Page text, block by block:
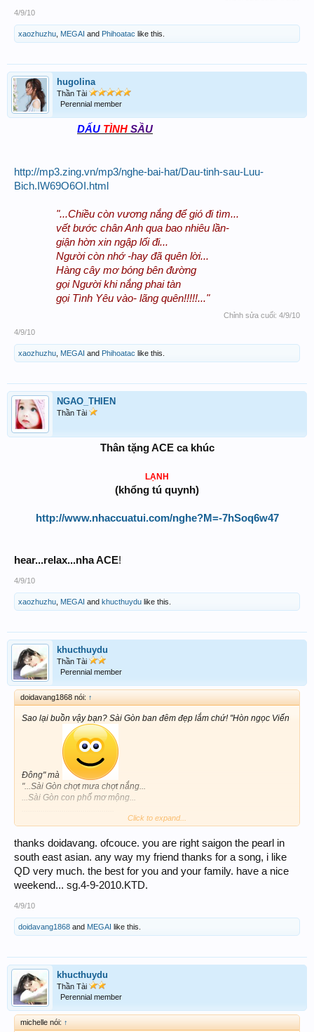
4/9/10
xaozhuzhu MEGAI and Phihoatac like this.
hugolina
Thần Tài
Perennial member
DẤU TÌNH SẦU
http://mp3.zing.vn/mp3/nghe-bai-hat/Dau-tinh-sau-Luu-
Bich.IW69O6OI.html
"...Chiều còn vương nắng để gió đi tìm...
vết bước chân Anh qua bao nhiêu lần-
giận hờn xin ngập lối đi...
Người còn nhớ -hay đã quên lời...
Hàng cây mơ bóng bên đường
gọi Người khi nắng phai tàn
gọi Tình Yêu vào- lãng quên!!!!!..."
Chỉnh sửa cuối: 4/9/10
4/9/10
xaozhuzhu MEGAI and Phihoatac like this.
NGAO_THIEN
Thần Tài
Thân tặng ACE ca khúc
LẠNH
(khổng tú quynh)
http://www.nhaccuatui.com/nghe?M=-7hSoq6w47
hear...relax...nha ACE!
4/9/10
xaozhuzhu MEGAI and khucthuydu like this.
khucthuydu
Thần Tài
Perennial member
doidavang1868 nói: ↑
Sao lại buồn vậy bạn? Sài Gòn ban đêm đẹp lắm chứ! "Hòn ngọc Viến
Đông" mà
"...Sài Gòn chợt mưa chợt nắng...
...Sài Gòn con phố mơ mộng...
...còn mãi trong tôi Sài Gòn!"
Xin tặng bạn và tất cả ACE trong XSTT nhạc phẩm:
Nắng Mưa Sài Gòn
trình bày :Quang Dũng
http://www.nhaccuatui.com/nghe?M=cHjJ7FMnyH
Click to expand...
thanks doidavang. ofcouce. you are right saigon the pearl in
south east asian. any way my friend thanks for a song, i like
QD very much. the best for you and your family. have a nice
weekend... sg.4-9-2010.KTD.
4/9/10
doidavang1868 and MEGAI like this.
khucthuydu
Thần Tài
Perennial member
michelle nói: ↑